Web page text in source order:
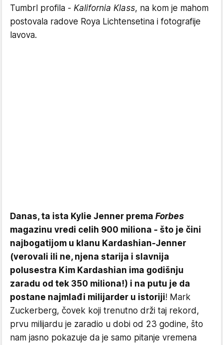
Tumbrl profila - Kalifornia Klass, na kom je mahom
postovala radove Roya Lichtensetina i fotografije
lavova.
Danas, ta ista Kylie Jenner prema Forbes
magazinu vredi celih 900 miliona - što je čini
najbogatijom u klanu Kardashian-Jenner
(verovali ili ne, njena starija i slavnija
polusestra Kim Kardashian ima godišnju
zaradu od tek 350 miliona!) i na putu je da
postane najmlađi milijarder u istoriji! Mark
Zuckerberg, čovek koji trenutno drži taj rekord,
prvu milijardu je zaradio u dobi od 23 godine, što
nam jasno pokazuje da je samo pitanje vremena